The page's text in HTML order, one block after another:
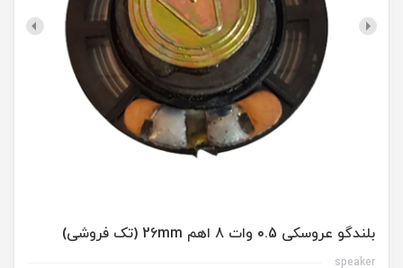
بلندگو عروسکی 0.5 وات 8 اهم 26mm (تک فروشی)
speaker